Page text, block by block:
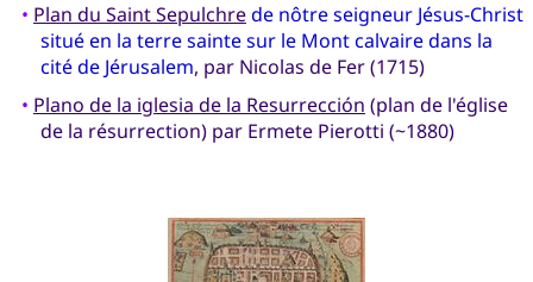
• Plan du Saint Sepulchrede nôtre seigneur Jésus-Christ
situé en la terre sainte sur le Mont calvaire dans la
cité de Jérusalem, par Nicolas de Fer (1715)
• Plano de la iglesia de la Resurrección (plan de l'église
de la résurrection) par Ermete Pierotti (~1880)